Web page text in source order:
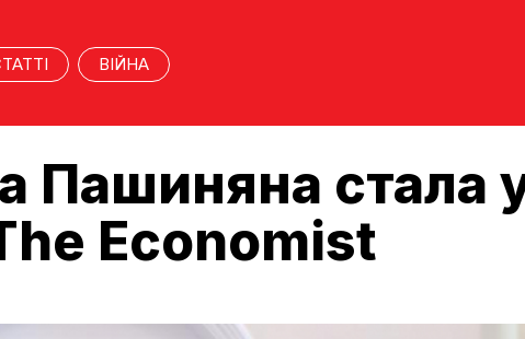
ВІЙНА
Пашиняна стала
Economist